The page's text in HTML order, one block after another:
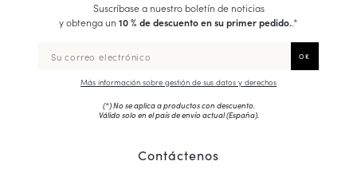
Suscríbase a nuestro boletín de noticias
y obtenga un 10 % de descuento en su primer pedido..*
Más información sobre gestión de sus datos y derechos
(*) No se aplica a productos con descuento.
Válido solo en el país de envío actual (España).
Contáctenos